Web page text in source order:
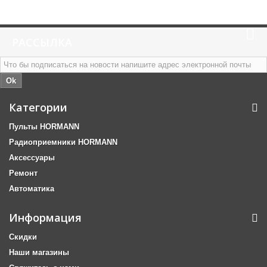
Ok
Категории
Пульты HORMANN
Радиоприемники HORMANN
Аксессуары
Ремонт
Автоматика
Информация
Скидки
Наши магазины